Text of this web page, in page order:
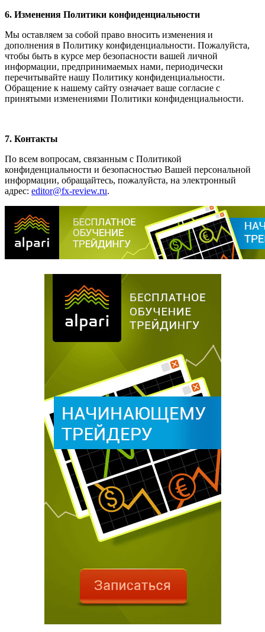
6. Изменения Политики конфиденциальности
Мы оставляем за собой право вносить изменения и
дополнения в Политику конфиденциальности. Пожалуйста,
чтобы быть в курсе мер безопасности вашей личной
информации, предпринимаемых нами, периодически
перечитывайте нашу Политику конфиденциальности.
Обращение к нашему сайту означает ваше согласие с
принятыми изменениями Политики конфиденциальности.
7. Контакты
По всем вопросам, связанным с Политикой
конфиденциальности и безопасностью Вашей персональной
информации, обращайтесь, пожалуйста, на электронный
адрес: editor@fx-review.ru.